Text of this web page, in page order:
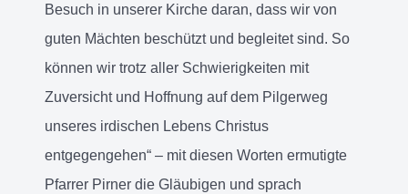
Besuch in unserer Kirche daran, dass wir von
guten Mächten beschützt und begleitet sind. So
können wir trotz aller Schwierigkeiten mit
Zuversicht und Hoffnung auf dem Pilgerweg
unseres irdischen Lebens Christus
entgegengehen“ – mit diesen Worten ermutigte
Pfarrer Pirner die Gläubigen und sprach